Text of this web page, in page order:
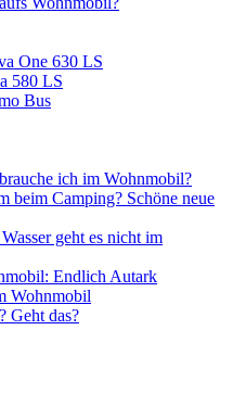
One 630 LS
580 LS
Bus
ich im Wohnmobil?
beim Camping? Schöne neue
geht es nicht im
Endlich Autark
Wohnmobil
Geht das?